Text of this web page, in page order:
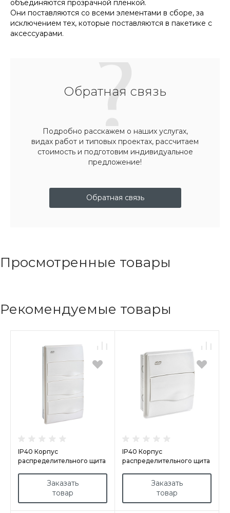
объединяются прозрачной пленкой.
Они поставляются со всеми элементами в сборе, за
исключением тех, которые поставляются в пакетике с
аксессуарами.
Обратная связь
Подробно расскажем о наших услугах,
видах работ и типовых проектах, рассчитаем
стоимость и подготовим индивидуальное
предложение!
Обратная связь
Просмотренные товары
Рекомендуемые товары
IP40 Корпус
распределительного щита
арт.BM36POЗаказать
товар
IP40 Корпус
распределительного щита
арт.BM8POЗаказать
товар